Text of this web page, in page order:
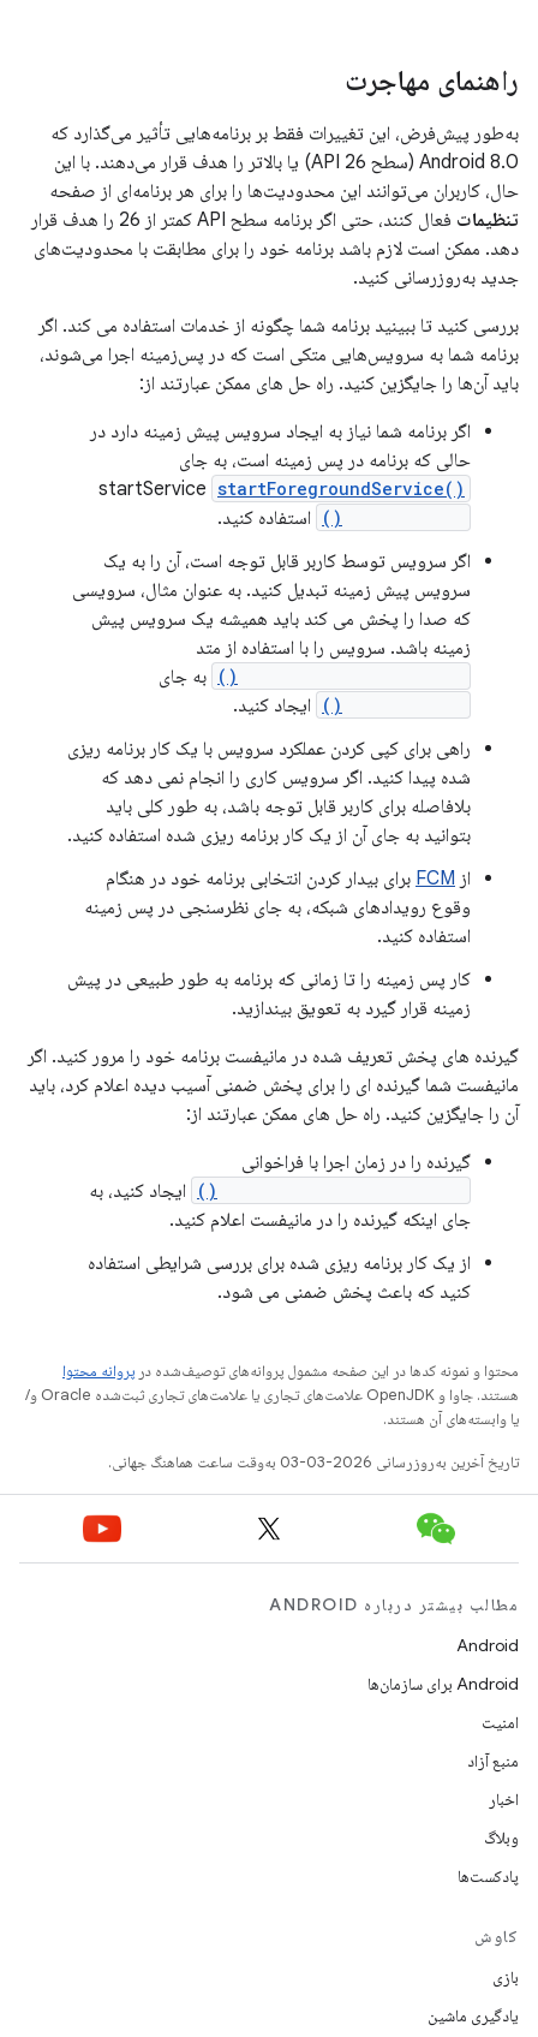
راهنمای مهاجرت
به‌طور پیش‌فرض، این تغییرات فقط بر برنامه‌هایی تأثیر می‌گذارد که
Android 8.0 (سطح API 26) یا بالاتر را هدف قرار می‌دهند. با این
حال، کاربران می‌توانند این محدودیت‌ها را برای هر برنامه‌ای از صفحه
تنظیمات
فعال کنند، حتی اگر برنامه سطح API کمتر از 26 را هدف قرار
دهد. ممکن است لازم باشد برنامه خود را برای مطابقت با محدودیت‌های
جدید به‌روزرسانی کنید.
بررسی کنید تا ببینید برنامه شما چگونه از خدمات استفاده می کند. اگر
برنامه شما به سرویس‌هایی متکی است که در پس‌زمینه اجرا می‌شوند،
باید آن‌ها را جایگزین کنید. راه حل های ممکن عبارتند از:
اگر برنامه شما نیاز به ایجاد سرویس پیش زمینه دارد در
حالی که برنامه در پس زمینه است، به جای
startService startForegroundService()
استفاده کنید.
اگر سرویس توسط کاربر قابل توجه است، آن را به یک
سرویس پیش زمینه تبدیل کنید. به عنوان مثال، سرویسی
که صدا را پخش می کند باید همیشه یک سرویس پیش
زمینه باشد. سرویس را با استفاده از متد
به جای
ایجاد کنید.
راهی برای کپی کردن عملکرد سرویس با یک کار برنامه ریزی
شده پیدا کنید. اگر سرویس کاری را انجام نمی دهد که
بلافاصله برای کاربر قابل توجه باشد، به طور کلی باید
بتوانید به جای آن از یک کار برنامه ریزی شده استفاده کنید.
از FCM برای بیدار کردن انتخابی برنامه خود در هنگام
وقوع رویدادهای شبکه، به جای نظرسنجی در پس زمینه
استفاده کنید.
کار پس زمینه را تا زمانی که برنامه به طور طبیعی در پیش
زمینه قرار گیرد به تعویق بیندازید.
گیرنده های پخش تعریف شده در مانیفست برنامه خود را مرور کنید. اگر
مانیفست شما گیرنده ای را برای پخش ضمنی آسیب دیده اعلام کرد، باید
آن را جایگزین کنید. راه حل های ممکن عبارتند از:
گیرنده را در زمان اجرا با فراخوانی
ایجاد کنید، به
جای اینکه گیرنده را در مانیفست اعلام کنید.
از یک کار برنامه ریزی شده برای بررسی شرایطی استفاده
کنید که باعث پخش ضمنی می شود.
محتوا و نمونه کدها در این صفحه مشمول پروانه‌های توصیف‌شده در پروانه محتوا
هستند. جاوا و OpenJDK علامت‌های تجاری یا علامت‌های تجاری ثبت‌شده Oracle و/
یا وابسته‌های آن هستند.
تاریخ آخرین به‌روزرسانی 2026-03-03 به‌وقت ساعت هماهنگ جهانی.
مطالب بیشتر درباره ANDROID
Android
Android برای سازمان‌ها
امنیت
منبع آزاد
اخبار
وبلاگ
پادکست‌ها
کاوش
بازی
یادگیری ماشین